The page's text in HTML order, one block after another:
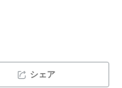
シェア